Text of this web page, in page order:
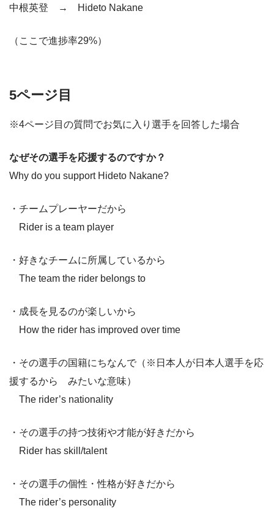
中根英登 → Hideto Nakane
（ここで進捗率29%）
5ページ目
※4ページ目の質問でお気に入り選手を回答した場合
なぜその選手を応援するのですか？
Why do you support Hideto Nakane?
・チームプレーヤーだから
Rider is a team player
・好きなチームに所属しているから
The team the rider belongs to
・成長を見るのが楽しいから
How the rider has improved over time
・その選手の国籍にちなんで（※日本人が日本人選手を応
援するから みたいな意味）
The rider’s nationality
・その選手の持つ技術や才能が好きだから
Rider has skill/talent
・その選手の個性・性格が好きだから
The rider’s personality